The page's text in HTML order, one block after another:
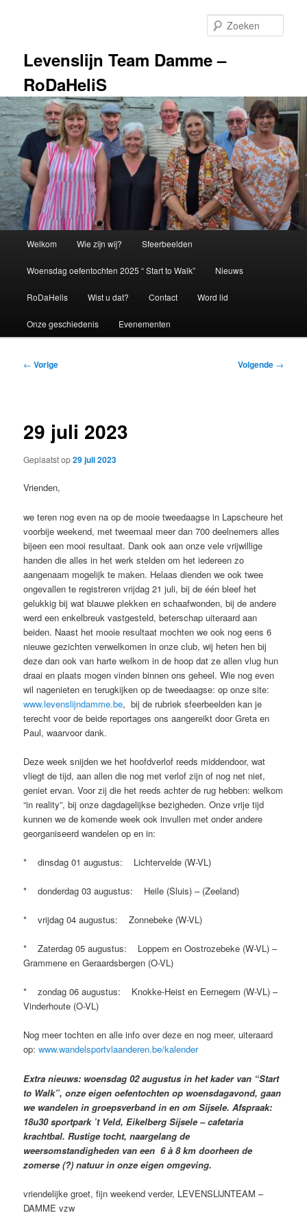
inhoudLevenslijn Team Damme –
RoDaHeliS
Welkom Wie zijn wij? Sfeerbeelden
Woensdag oefentochten 2025 “ Start to Walk” Nieuws
RoDaHelis Wist u dat? Contact Word lid
Onze geschiedenis Evenementen
Bericht
← Vorige Volgende →
29 juli 2023
Geplaatst op29 juli 2023
Vrienden,
we teren nog even na op de mooie tweedaagse in Lapscheure het
voorbije weekend, met tweemaal meer dan 700 deelnemers alles
bijeen een mooi resultaat. Dank ook aan onze vele vrijwillige
handen die alles in het werk stelden om het iedereen zo
aangenaam mogelijk te maken. Helaas dienden we ook twee
ongevallen te registreren vrijdag 21 juli, bij de één bleef het
gelukkig bij wat blauwe plekken en schaafwonden, bij de andere
werd een enkelbreuk vastgesteld, beterschap uiteraard aan
beiden. Naast het mooie resultaat mochten we ook nog eens 6
nieuwe gezichten verwelkomen in onze club, wij heten hen bij
deze dan ook van harte welkom in de hoop dat ze allen vlug hun
draai en plaats mogen vinden binnen ons geheel. Wie nog even
wil nagenieten en terugkijken op de tweedaagse: op onze site:
www.levenslijndamme.be, bij de rubriek sfeerbeelden kan je
terecht voor de beide reportages ons aangereikt door Greta en
Paul, waarvoor dank.
Deze week snijden we het hoofdverlof reeds middendoor, wat
vliegt de tijd, aan allen die nog met verlof zijn of nog net niet,
geniet ervan. Voor zij die het reeds achter de rug hebben: welkom
“in reality”, bij onze dagdagelijkse bezigheden. Onze vrije tijd
kunnen we de komende week ook invullen met onder andere
georganiseerd wandelen op en in:
* dinsdag 01 augustus: Lichtervelde (W-VL)
* donderdag 03 augustus: Heile (Sluis) – (Zeeland)
* vrijdag 04 augustus: Zonnebeke (W-VL)
* Zaterdag 05 augustus: Loppem en Oostrozebeke (W-VL) –
Grammene en Geraardsbergen (O-VL)
* zondag 06 augustus: Knokke-Heist en Eernegem (W-VL) –
Vinderhoute (O-VL)
Nog meer tochten en alle info over deze en nog meer, uiteraard
op:www.wandelsportvlaanderen.be/kalender
Extra nieuws: woensdag 02 augustus in het kader van “Start
to Walk”, onze eigen oefentochten op woensdagavond, gaan
we wandelen in groepsverband in en om Sijsele. Afspraak:
18u30 sportpark ’t Veld, Eikelberg Sijsele – cafetaria
krachtbal. Rustige tocht, naargelang de
weersomstandigheden van een 6 à 8 km doorheen de
zomerse (?) natuur in onze eigen omgeving.
vriendelijke groet, fijn weekend verder, LEVENSLIJNTEAM –
DAMME vzw